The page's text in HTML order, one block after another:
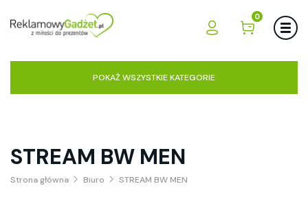
0
POKAŻ WSZYSTKIE KATEGORIE
STREAM BW MEN
Strona główna Biuro STREAM BW MEN